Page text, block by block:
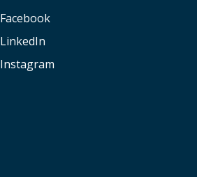
Facebook
LinkedIn
Instagram